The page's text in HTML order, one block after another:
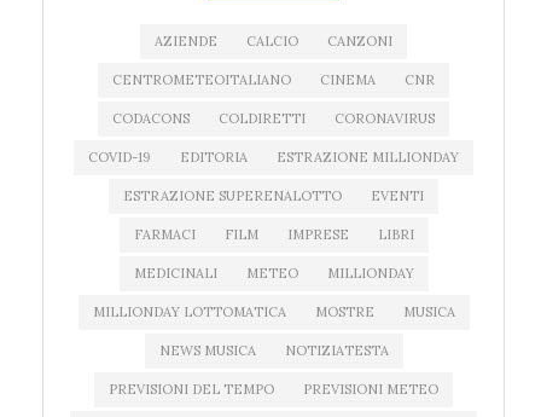
AZIENDE CALCIO CANZONI
CENTROMETEOITALIANO CINEMA CNR
CODACONS COLDIRETTI CORONAVIRUS
COVID-19 EDITORIA ESTRAZIONE MILLIONDAY
ESTRAZIONE SUPERENALOTTO EVENTI
FARMACI FILM IMPRESE LIBRI
MEDICINALI METEO MILLIONDAY
MILLIONDAY LOTTOMATICA MOSTRE MUSICA
NEWS MUSICA NOTIZIATESTA
PREVISIONI DEL TEMPO PREVISIONI METEO